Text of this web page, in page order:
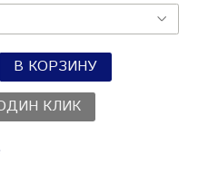
В КОРЗИНУ
КЛИК